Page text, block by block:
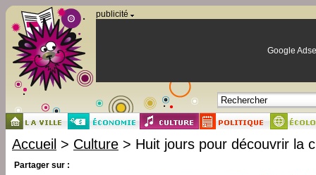
publicité
Google
Accueil > Culture > Huit jours pour découvrir la
Partager sur :
Panneau de gestion des cookies